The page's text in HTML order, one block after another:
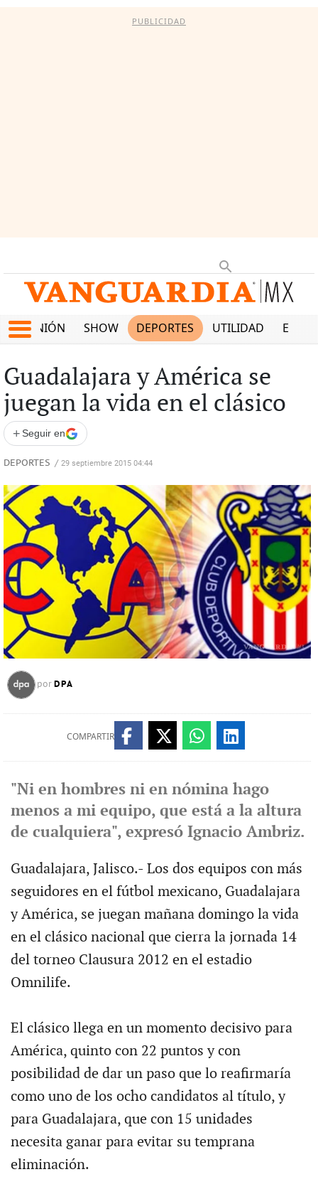
PUBLICIDAD
OPINIÓN SHOW DEPORTES UTILIDAD
Guadalajara y América se
juegan la vida en el clásico
+ Seguir en
DEPORTES / 29 septiembre 2015 04:44
por DPA
COMPARTIR
"Ni en hombres ni en nómina hago
menos a mi equipo, que está a la altura
de cualquiera", expresó Ignacio Ambriz.
Guadalajara, Jalisco.- Los dos equipos con más
seguidores en el fútbol mexicano, Guadalajara
y América, se juegan mañana domingo la vida
en el clásico nacional que cierra la jornada 14
del torneo Clausura 2012 en el estadio
Omnilife.
El clásico llega en un momento decisivo para
América, quinto con 22 puntos y con
posibilidad de dar un paso que lo reafirmaría
como uno de los ocho candidatos al título, y
para Guadalajara, que con 15 unidades
necesita ganar para evitar su temprana
eliminación.